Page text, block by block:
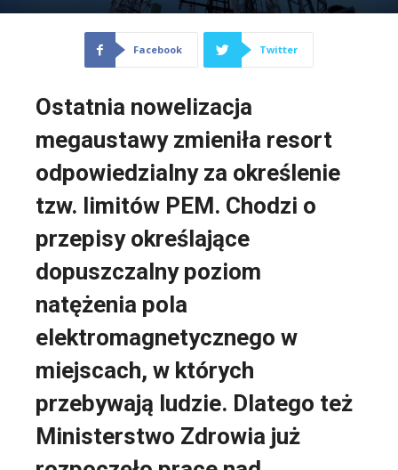
Facebook Twitter
Ostatnia nowelizacja
megaustawy zmieniła resort
odpowiedzialny za określenie
tzw. limitów PEM. Chodzi o
przepisy określające
dopuszczalny poziom
natężenia pola
elektromagnetycznego w
miejscach, w których
przebywają ludzie. Dlatego też
Ministerstwo Zdrowia już